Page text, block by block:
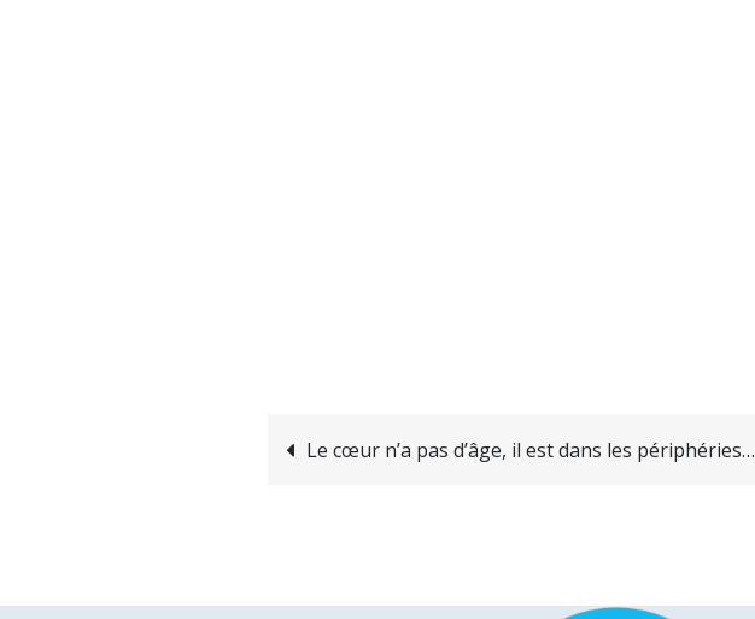
Navigation
l’article
Le cœur n’a pas d’âge, il est dans les périphéries…